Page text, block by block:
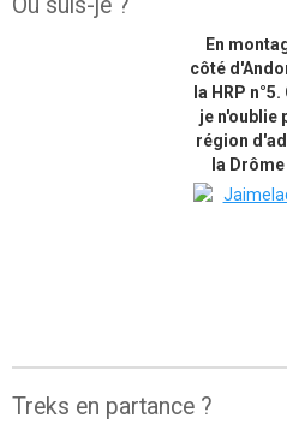
En
côté
la HRP
je n'oublie
région
la
Treks en partance ?